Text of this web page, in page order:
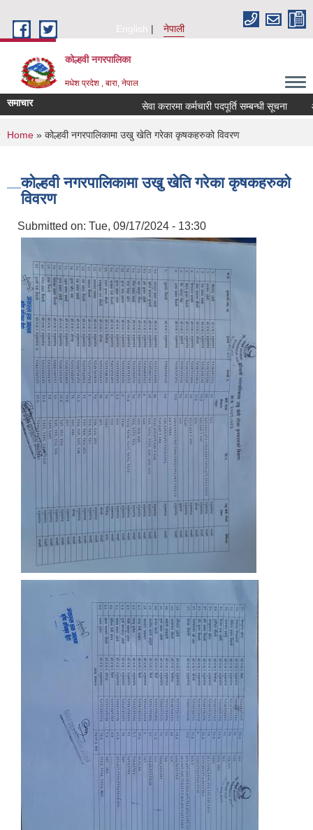
English
नेपाली
कोल्हवी नगरपालिका
मधेश प्रदेश , बारा, नेपाल
समाचार सेवा करारमा कर्मचारी पदपूर्ति सम्बन्धी सूचना आ.
You are here
Home » कोल्हवी नगरपालिकामा उखु खेति गरेका कृषकहरुको विवरण
कोल्हवी नगरपालिकामा उखु खेति गरेका कृषकहरुको
विवरण
Submitted on: Tue, 09/17/2024 - 13:30